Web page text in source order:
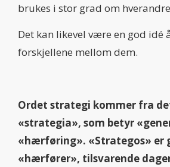
brukes i stor grad om
Det kan likevel være en god idé
forskjellene mellom dem.
Ordet strategi kommer fra
«strategia», som betyr
«hærføring». «Strategos» er
«hærfører», tilsvarende